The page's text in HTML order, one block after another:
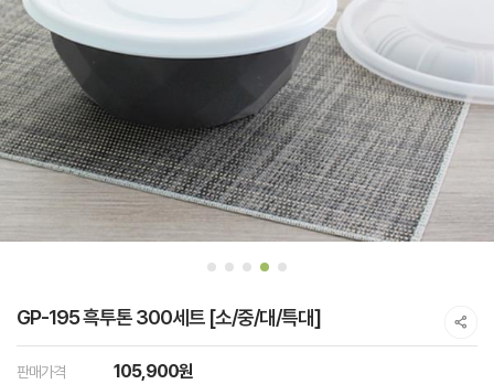
GP-195 흑투톤 300세트 [소/중/대/특대]
판매가격 105,900원